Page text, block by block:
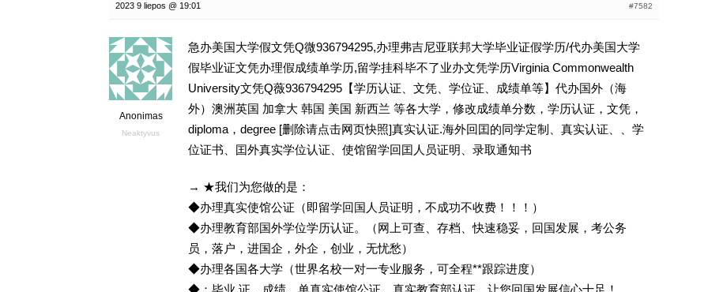
2023 9 liepos @ 19:01 #7582
Anonimas
Neaktyvus
急办美国大学假文凭Q微936794295,办理弗吉尼亚联邦大学毕业证假学历/代办美国大学
假毕业证文凭办理假成绩单学历,留学挂科毕不了业办文凭学历Virginia Commonwealth
University文凭Q薇936794295【学历认证、文凭、学位证、成绩单等】代办国外（海
外）澳洲英国 加拿大 韩国 美国 新西兰 等各大学，修改成绩单分数，学历认证，文凭，
diploma，degree [删除请点击网页快照]真实认证.海外回囯的同学定制、真实认证、、学
位证书、囯外真实学位认证、使馆留学回囯人员证明、录取通知书
→ ★我们为您做的是：
◆办理真实使馆公证（即留学回国人员证明，不成功不收费！！！）
◆办理教育部国外学位学历认证。（网上可查、存档、快速稳妥，回国发展，考公务
员，落户，进国企，外企，创业，无忧愁）
◆办理各国各大学（世界名校一对一专业服务，可全程**跟踪进度）
◆：毕业.证、成绩、单真实使馆公证、真实教育部认证。让您回国发展信心十足！